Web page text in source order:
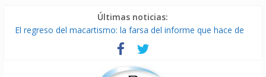
Últimas noticias:
El regreso del macartismo: la farsa del informe que hace de
Milei firmó memorándum con EE.UU sin informarlo
China presenta robots que pueden razonar, moverse y asistir